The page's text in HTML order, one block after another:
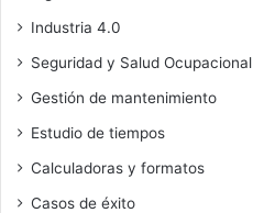
Industria 4.0
Seguridad y Salud Ocupacional
Gestión de mantenimiento
Estudio de tiempos
Calculadoras y formatos
Casos de éxito